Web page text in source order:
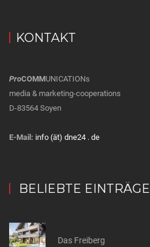
KONTAKT
ProCOMMUNICATIONs
media & marketing-cooperations
D-83564 Soyen
E-Mail: info (ät) dne24 . de
BELIEBTE EINTRÄGE
Das Freiberg